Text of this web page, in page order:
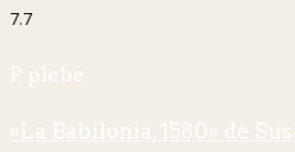
7.7
P. plebe
«La Babilonia, 1580» de